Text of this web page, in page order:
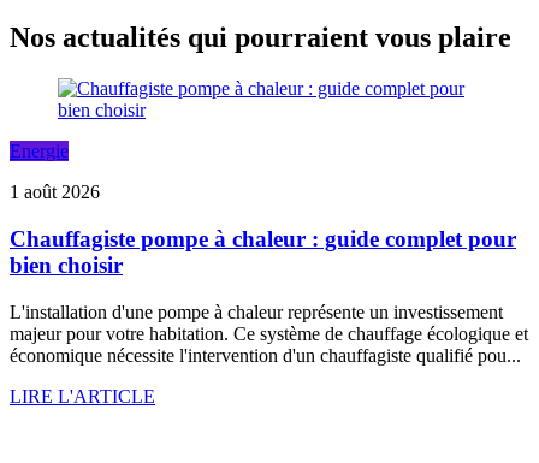
Nos actualités qui pourraient vous plaire
Energie
1 août 2026
Chauffagiste pompe à chaleur : guide complet pour
bien choisir
L'installation d'une pompe à chaleur représente un investissement
majeur pour votre habitation. Ce système de chauffage écologique et
économique nécessite l'intervention d'un chauffagiste qualifié pou...
LIRE L'ARTICLE